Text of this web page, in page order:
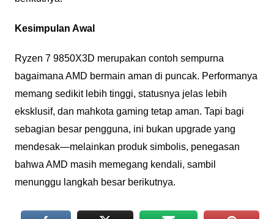
Kesimpulan Awal
Ryzen 7 9850X3D merupakan contoh sempurna
bagaimana AMD bermain aman di puncak. Performanya
memang sedikit lebih tinggi, statusnya jelas lebih
eksklusif, dan mahkota gaming tetap aman. Tapi bagi
sebagian besar pengguna, ini bukan upgrade yang
mendesak—melainkan produk simbolis, penegasan
bahwa AMD masih memegang kendali, sambil
menunggu langkah besar berikutnya.